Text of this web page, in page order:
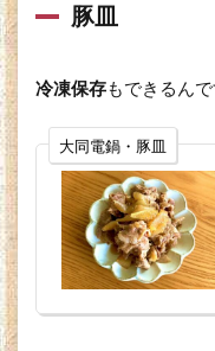
豚皿
冷凍保存もできるん
大同電鍋・豚皿